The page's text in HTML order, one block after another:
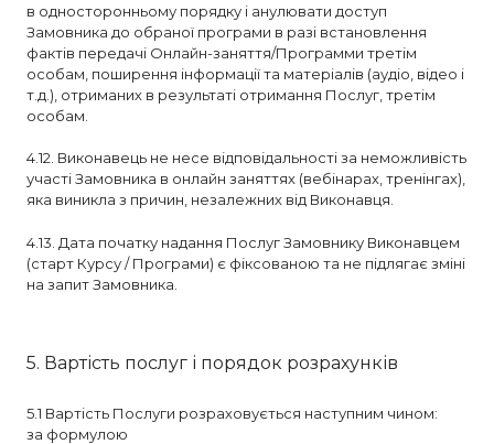
в односторонньому порядку і анулювати доступ
Замовника до обраної програми в разі встановлення
фактів передачі Онлайн-заняття/Программи третім
особам, поширення інформації та матеріалів (аудіо, відео і
т.д.), отриманих в результаті отримання Послуг, третім
особам.
4.12. Виконавець не несе відповідальності за неможливість
участі Замовника в онлайн заняттях (вебінарах, тренінгах),
яка виникла з причин, незалежних від Виконавця.
4.13. Дата початку надання Послуг Замовнику Виконавцем
(старт Курсу / Програми) є фіксованою та не підлягає зміні
на запит Замовника.
5. Вартість послуг і порядок розрахунків
5.1 Вартість Послуги розраховується наступним чином:
за формулою